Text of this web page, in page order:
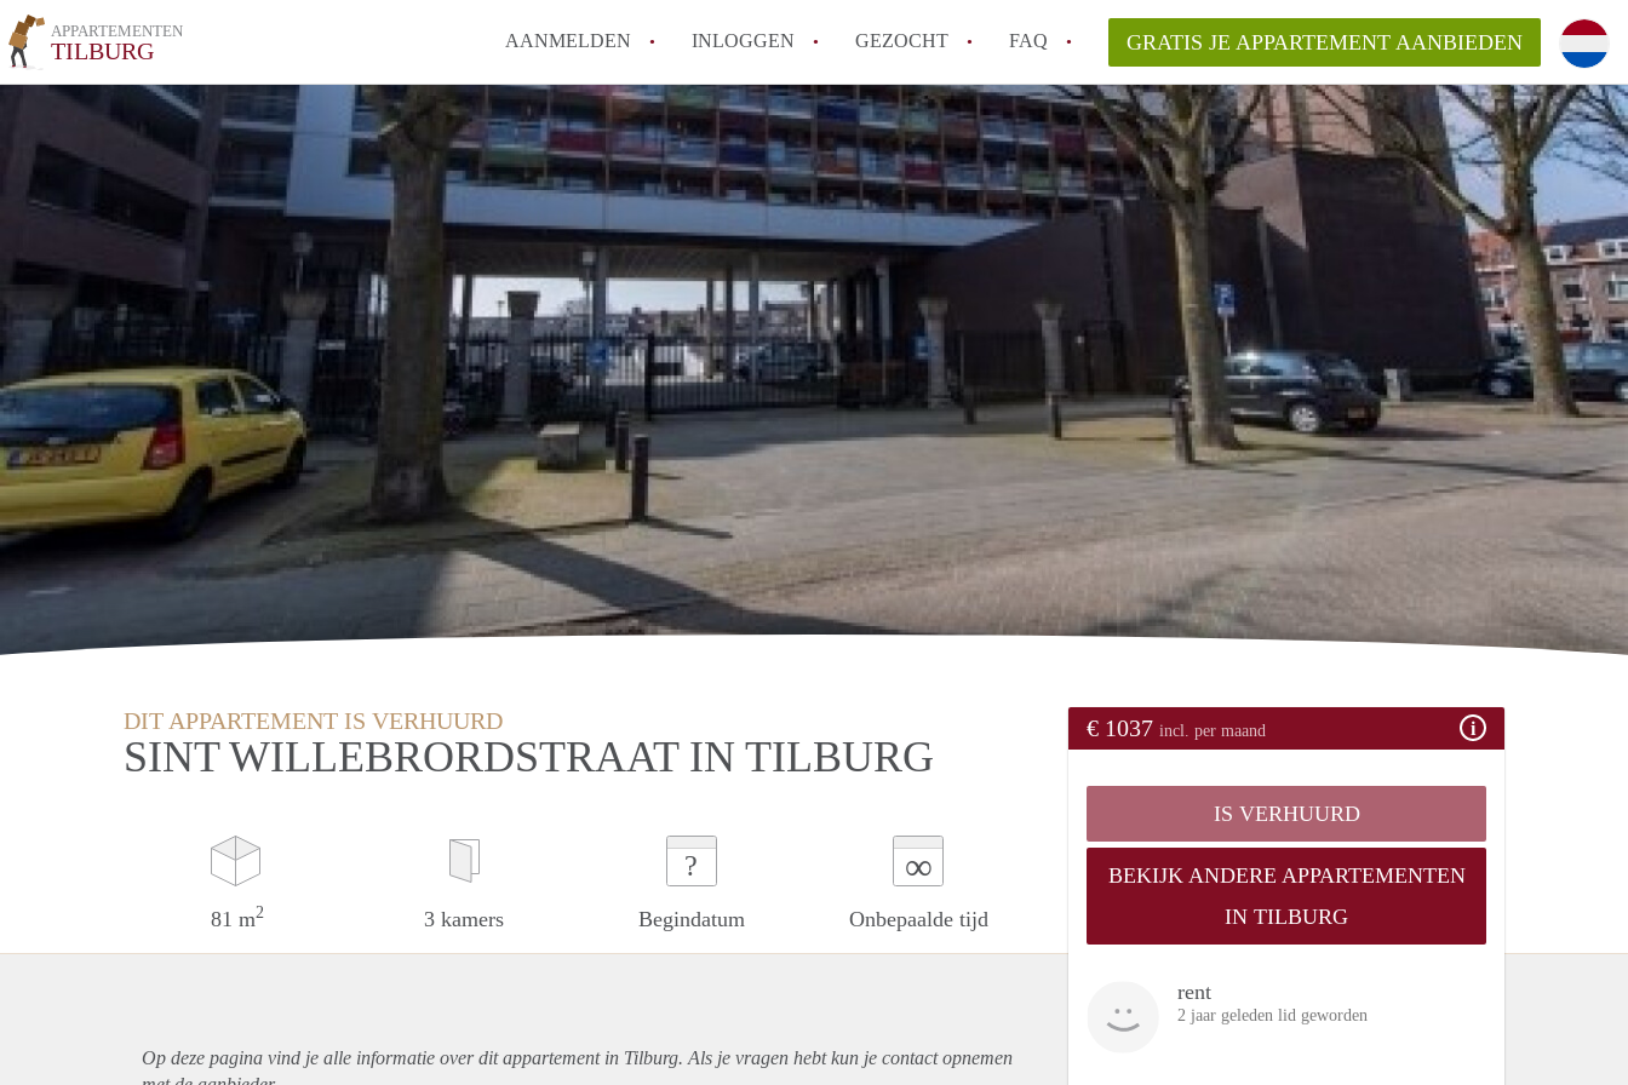
APPARTEMENTEN
TILBURG AANMELDEN INLOGGEN GEZOCHT FAQ
How to translate AppartementenTilburg!
Wat is AppartementenTilburg?
Hoeveel kost het om te reageren op een Appartement in Tilburg?
Wat is de privacyverklaring van AppartementenTilburg?
Berekent AppartementenTilburg
makelaarsvergoeding/bemiddelingsvergoeding?
Alle veelgestelde vragen
GRATIS JE APPARTEMENT AANBIEDEN
DIT APPARTEMENT IS VERHUURD
SINT WILLEBRORDSTRAAT IN TILBURG
81 m2 3 kamers
?
Begindatum
∞
Onbepaalde tijd
€ 1037 incl. per maand
IS VERHUURD
BEKIJK ANDERE APPARTEMENTEN
IN TILBURG
rent
2 jaar geleden lid geworden
Op deze pagina vind je alle informatie over ditappartementin Tilburg. Als je vragen hebt kun je contact opnemen